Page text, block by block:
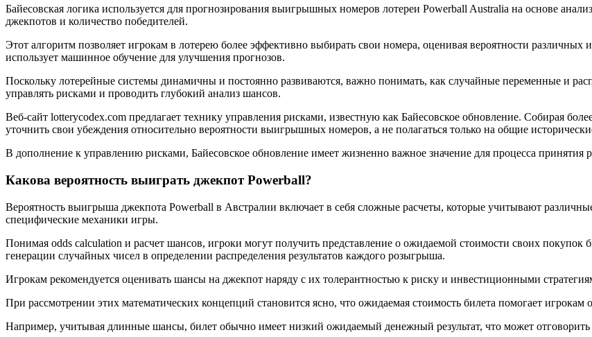
Байесовская логика используется для прогнозирования выигрышных номеров лотереи Powerball Australia на основе
джекпотов и количество победителей.
Этот алгоритм позволяет игрокам в лотерею более эффективно выбирать свои номера, оценивая вероятности
использует машинное обучение для улучшения прогнозов.
Поскольку лотерейные системы динамичны и постоянно развиваются, важно понимать, как случайные переменные и
управлять рисками и проводить глубокий анализ шансов.
Веб-сайт lotterycodex.com предлагает технику управления рисками, известную как Байесовское обновление. Собирая
уточнить свои убеждения относительно вероятности выигрышных номеров, а не полагаться только на общие
В дополнение к управлению рисками, Байесовское обновление имеет жизненно важное значение для процесса
Какова вероятность выиграть джекпот Powerball?
Вероятность выигрыша джекпота Powerball в Австралии включает в себя сложные расчеты, которые учитывают
специфические механики игры.
Понимая odds calculation и расчет шансов, игроки могут получить представление о ожидаемой стоимости своих
генерации случайных чисел в определении распределения результатов каждого розыгрыша.
Игрокам рекомендуется оценивать шансы на джекпот наряду с их толерантностью к риску и инвестиционными
При рассмотрении этих математических концепций становится ясно, что ожидаемая стоимость билета помогает
Например, учитывая длинные шансы, билет обычно имеет низкий ожидаемый денежный результат, что может